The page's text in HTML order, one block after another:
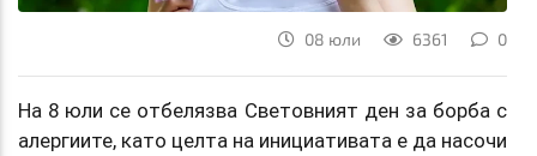
08 юли 6361 0
На 8 юли се отбелязва Световният ден за борба с
алергиите, като целта на инициативата е да насочи